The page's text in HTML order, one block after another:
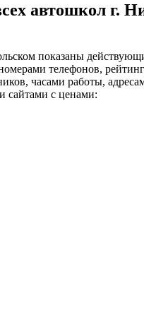
автошкол г.
показаны
телефонов,
часами работы,
сайтами с ценами: